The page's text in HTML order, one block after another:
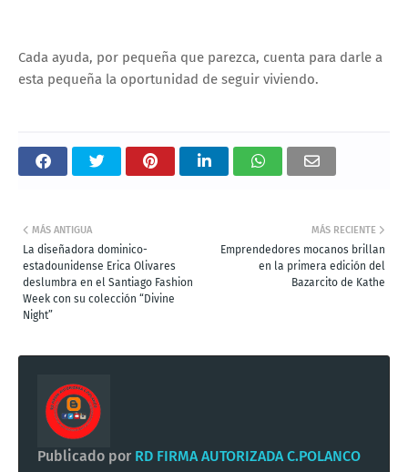
Cada ayuda, por pequeña que parezca, cuenta para darle a
esta pequeña la oportunidad de seguir viviendo.
MÁS RECIENTE
Emprendedores mocanos brillan
en la primera edición del
Bazarcito de Kathe
MÁS ANTIGUA
La diseñadora dominico-
estadounidense Erica Olivares
deslumbra en el Santiago Fashion
Week con su colección “Divine
Night”
Publicado por RD FIRMA AUTORIZADA C.POLANCO